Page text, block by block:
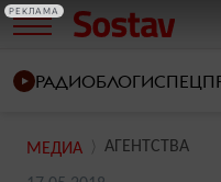
РАДИОБЛОГИ
МЕДИА АГЕНТСТВА
РЕКЛАМА